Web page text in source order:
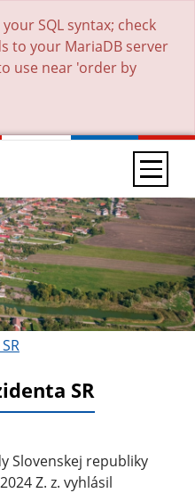
SQL syntax; check
to your MariaDB server
use near 'order by
SR
Slovenskej republiky
Z. z. vyhlásil